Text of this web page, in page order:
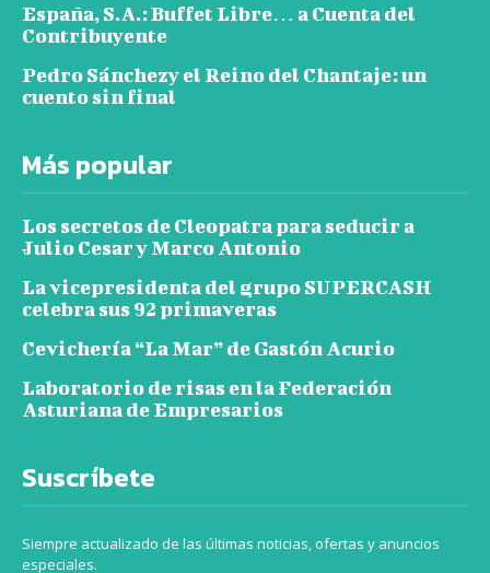
España, S.A.: Buffet Libre… a Cuenta del
Contribuyente
Pedro Sánchezy el Reino del Chantaje: un
cuento sin final
Más popular
Los secretos de Cleopatra para seducir a
Julio Cesar y Marco Antonio
La vicepresidenta del grupo SUPERCASH
celebra sus 92 primaveras
Cevichería “La Mar” de Gastón Acurio
Laboratorio de risas en la Federación
Asturiana de Empresarios
Suscríbete
Siempre actualizado de las últimas noticias, ofertas y anuncios
especiales.